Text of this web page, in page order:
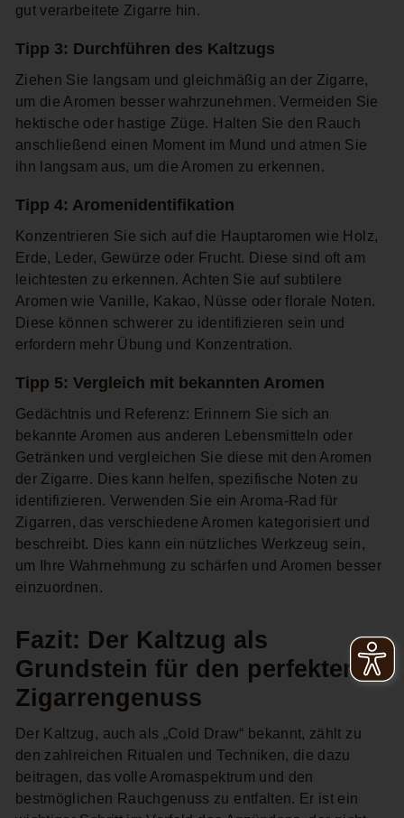
gut verarbeitete Zigarre hin.
Tipp 3: Durchführen des Kaltzugs
Ziehen Sie langsam und gleichmäßig an der Zigarre,
um die Aromen besser wahrzunehmen. Vermeiden Sie
hektische oder hastige Züge. Halten Sie den Rauch
anschließend einen Moment im Mund und atmen Sie
ihn langsam aus, um die Aromen zu erkennen.
Tipp 4: Aromenidentifikation
Konzentrieren Sie sich auf die Hauptaromen wie Holz,
Erde, Leder, Gewürze oder Frucht. Diese sind oft am
leichtesten zu erkennen. Achten Sie auf subtilere
Aromen wie Vanille, Kakao, Nüsse oder florale Noten.
Diese können schwerer zu identifizieren sein und
erfordern mehr Übung und Konzentration.
Tipp 5: Vergleich mit bekannten Aromen
Gedächtnis und Referenz: Erinnern Sie sich an
bekannte Aromen aus anderen Lebensmitteln oder
Getränken und vergleichen Sie diese mit den Aromen
der Zigarre. Dies kann helfen, spezifische Noten zu
identifizieren. Verwenden Sie ein Aroma-Rad für
Zigarren, das verschiedene Aromen kategorisiert und
beschreibt. Dies kann ein nützliches Werkzeug sein,
um Ihre Wahrnehmung zu schärfen und Aromen besser
einzuordnen.
Fazit: Der Kaltzug als
Grundstein für den perfekten
Zigarrengenuss
Der Kaltzug, auch als „Cold Draw“ bekannt, zählt zu
den zahlreichen Ritualen und Techniken, die dazu
beitragen, das volle Aromaspektrum und den
bestmöglichen Rauchgenuss zu entfalten. Er ist ein